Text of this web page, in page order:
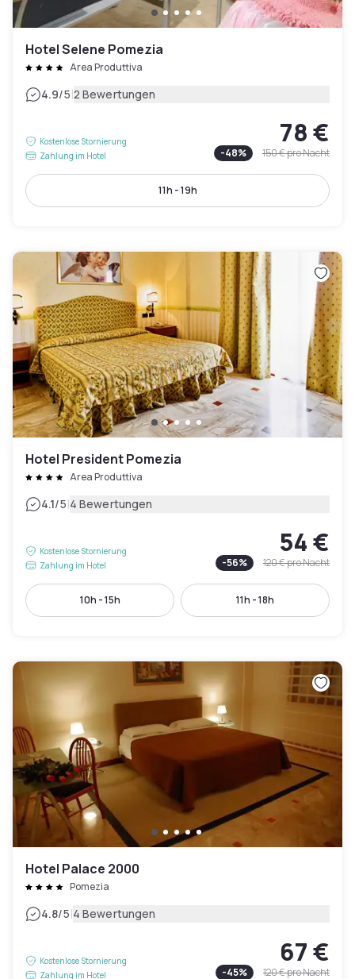
Hotel Selene Pomezia
Area Produttiva
4.9/5|2 Bewertungen
Kostenlose Stornierung
Zahlung im Hotel
78 €
-48% 150 €pro Nacht
11h - 19h
Hotel President Pomezia
Area Produttiva
4.1/5|4 Bewertungen
Kostenlose Stornierung
Zahlung im Hotel
54 €
-56% 120 €pro Nacht
10h - 15h 11h - 18h
Hotel Palace 2000
Pomezia
4.8/5|4 Bewertungen
Kostenlose Stornierung
Zahlung im Hotel
67 €
-45% 120 €pro Nacht